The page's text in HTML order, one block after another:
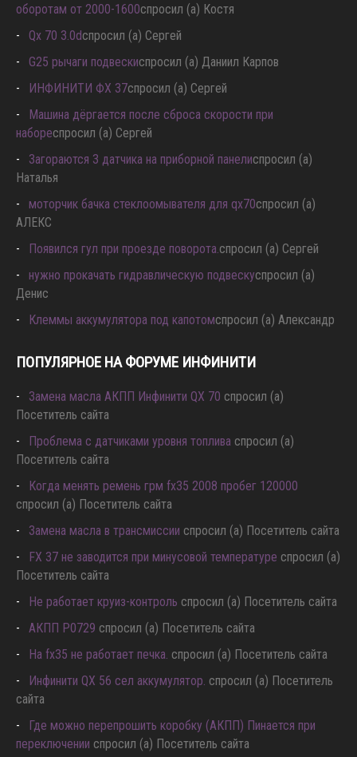
оборотам от 2000-1600спросил (а) Костя
Qx 70 3.0dспросил (а) Сергей
G25 рычаги подвескиспросил (а) Даниил Карпов
ИНФИНИТИ ФХ 37спросил (а) Сергей
Машина дёргается после сброса скорости при
набореспросил (а) Сергей
Загораются 3 датчика на приборной панелиспросил (а)
Наталья
моторчик бачка стеклоомывателя для qx70спросил (а)
АЛЕКС
Появился гул при проезде поворота.спросил (а) Сергей
нужно прокачать гидравлическую подвескуспросил (а)
Денис
Клеммы аккумулятора под капотомспросил (а) Александр
ПОПУЛЯРНОЕ НА ФОРУМЕ ИНФИНИТИ
Замена масла АКПП Инфинити QX 70 спросил (а)
Посетитель сайта
Проблема с датчиками уровня топлива спросил (а)
Посетитель сайта
Когда менять ремень грм fx35 2008 пробег 120000
спросил (а) Посетитель сайта
Замена масла в трансмиссии спросил (а) Посетитель сайта
FX 37 не заводится при минусовой температуре спросил (а)
Посетитель сайта
Не работает круиз-контроль спросил (а) Посетитель сайта
АКПП P0729 спросил (а) Посетитель сайта
Hа fx35 не работает печка. спросил (а) Посетитель сайта
Инфинити QX 56 сел аккумулятор. спросил (а) Посетитель
сайта
Где можно перепрошить коробку (АКПП) Пинается при
переключении спросил (а) Посетитель сайта